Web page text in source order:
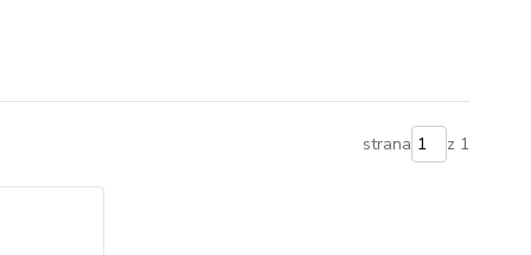
strana z 1